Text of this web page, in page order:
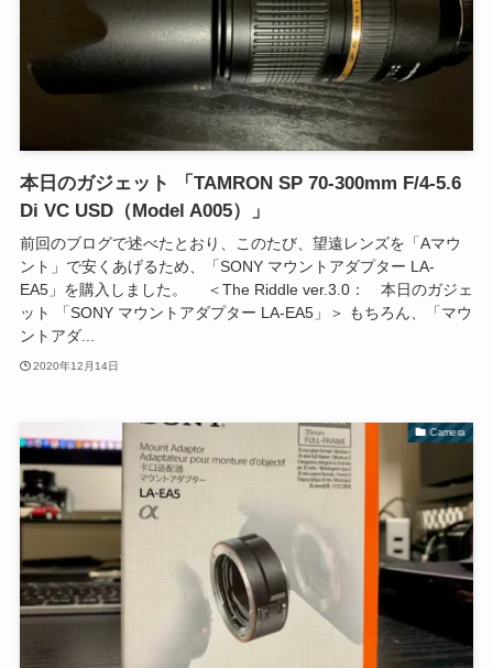
本日のガジェット 「TAMRON SP 70-300mm F/4-5.6
Di VC USD（Model A005）」
前回のブログで述べたとおり、このたび、望遠レンズを「Aマウ
ント」で安くあげるため、「SONY マウントアダプター LA-
EA5」を購入しました。 ＜The Riddle ver.3.0： 本日のガジェ
ット 「SONY マウントアダプター LA-EA5」＞ もちろん、「マウ
ントアダ...
2020年12月14日
Camera